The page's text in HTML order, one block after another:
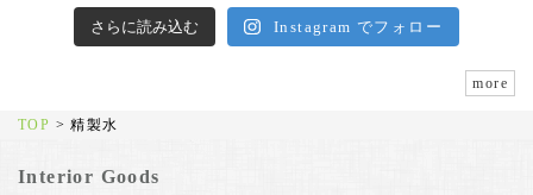
さらに読み込む Instagram でフォロー
more
TOP >精製水
Interior Goods